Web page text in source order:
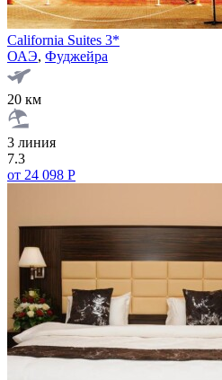
California Suites 3*
ОАЭ, Фуджейра
20 км
3 линия
7.3
от 24 098 Р